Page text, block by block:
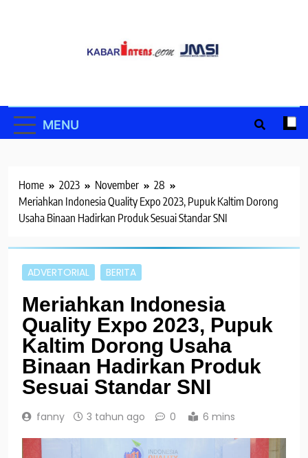
MENU
Home 2023 November
28
Meriahkan Indonesia Quality Expo 2023, Pupuk Kaltim Dorong
Usaha Binaan Hadirkan Produk Sesuai Standar SNI
ADVERTORIAL BERITA
Meriahkan Indonesia
Quality Expo 2023, Pupuk
Kaltim Dorong Usaha
Binaan Hadirkan Produk
Sesuai Standar SNI
fanny 3 tahun ago 0 6 mins